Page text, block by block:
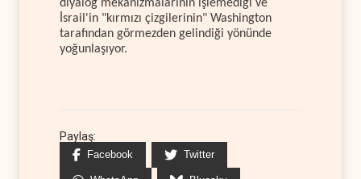
diyalog mekanizmalarının işlemediği ve
İsrail'in "kırmızı çizgilerinin" Washington
tarafından görmezden gelindiği yönünde
yoğunlaşıyor.
Paylaş:
Facebook Twitter